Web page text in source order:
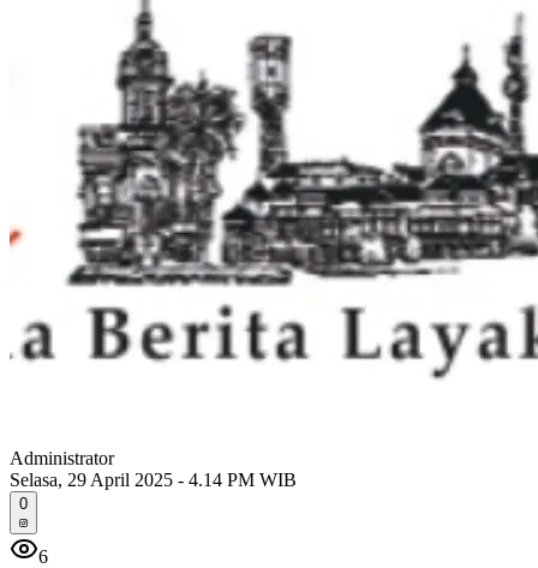
Administrator
Selasa, 29 April 2025 - 4.14 PM WIB
0
6